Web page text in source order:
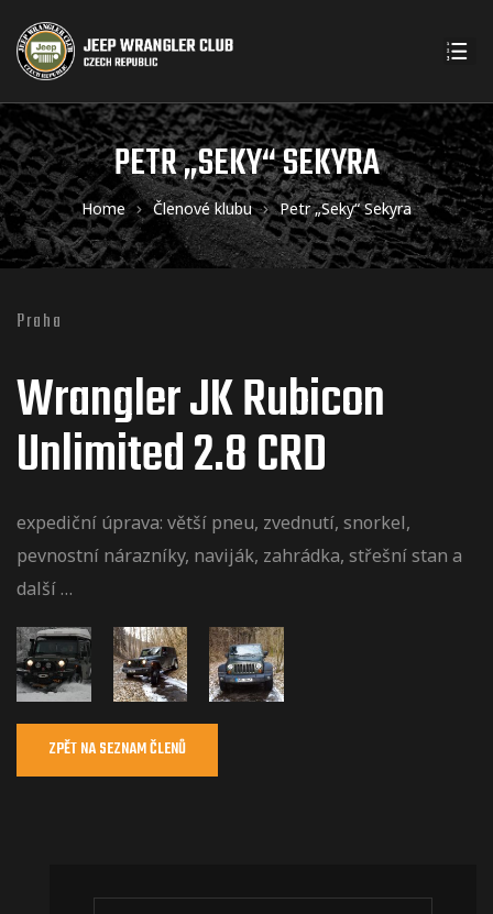
PETR „SEKY“ SEKYRA
Home Členové klubu Petr „Seky“ Sekyra
Praha
Wrangler JK Rubicon
Unlimited 2.8 CRD
expediční úprava: větší pneu, zvednutí, snorkel,
pevnostní nárazníky, naviják, zahrádka, střešní stan a
další …
ZPĚT NA SEZNAM ČLENŮ